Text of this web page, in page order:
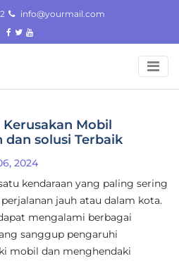
info@yourmail.com
Mobil
dan solusi Terbaik
2024
kendaraan yang paling sering
jauh atau dalam kota.
mengalami berbagai
sanggup pengaruhi
mobil dan menghendaki